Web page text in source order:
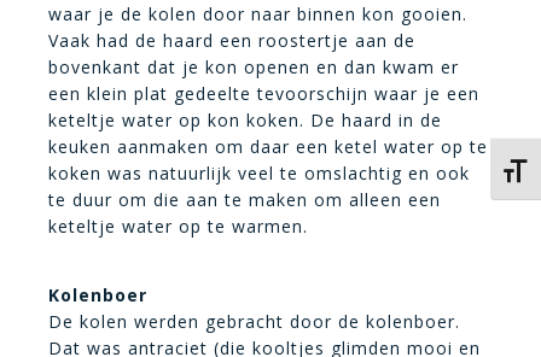
waar je de kolen door naar binnen kon gooien.
Vaak had de haard een roostertje aan de
bovenkant dat je kon openen en dan kwam er
een klein plat gedeelte tevoorschijn waar je een
keteltje water op kon koken. De haard in de
keuken aanmaken om daar een ketel water op te
koken was natuurlijk veel te omslachtig en ook
te duur om die aan te maken om alleen een
keteltje water op te warmen.
Kolenboer
De kolen werden gebracht door de kolenboer.
Dat was antraciet (die kooltjes glimden mooi en